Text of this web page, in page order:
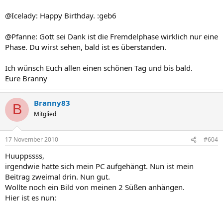
@Icelady: Happy Birthday. :geb6
@Pfanne: Gott sei Dank ist die Fremdelphase wirklich nur eine
Phase. Du wirst sehen, bald ist es überstanden.
Ich wünsch Euch allen einen schönen Tag und bis bald.
Eure Branny
B Branny83
Mitglied
17 November 2010 #604
Huuppssss,
irgendwie hatte sich mein PC aufgehängt. Nun ist mein
Beitrag zweimal drin. Nun gut.
Wollte noch ein Bild von meinen 2 Süßen anhängen.
Hier ist es nun: